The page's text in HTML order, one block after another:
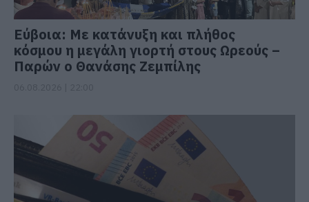
Εύβοια: Με κατάνυξη και πλήθος
κόσμου η μεγάλη γιορτή στους Ωρεούς –
Παρών ο Θανάσης Ζεμπίλης